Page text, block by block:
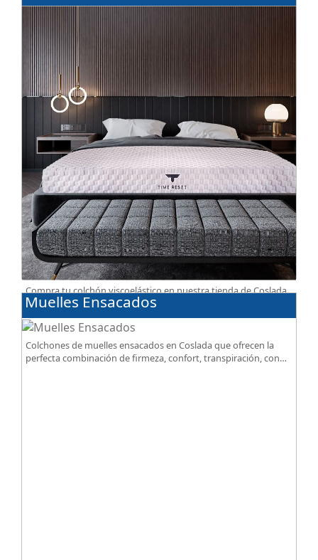
Compra tu colchón viscoelástico en nuestra tienda de Coslada,
entrega gratuita. Te asesoramos y ayudamos a elegir el modelo
según tus necesidades.
Muelles Ensacados
Colchones de muelles ensacados en Coslada que ofrecen la
perfecta combinación de firmeza, confort, transpiración, con